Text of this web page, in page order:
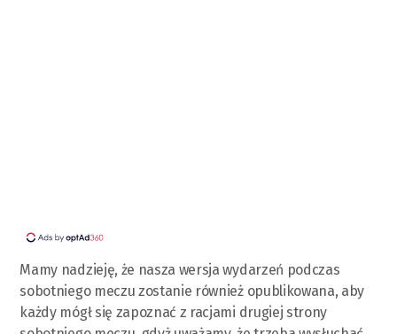
Mamy nadzieję, że nasza wersja wydarzeń podczas
sobotniego meczu zostanie również opublikowana, aby
każdy mógł się zapoznać z racjami drugiej strony